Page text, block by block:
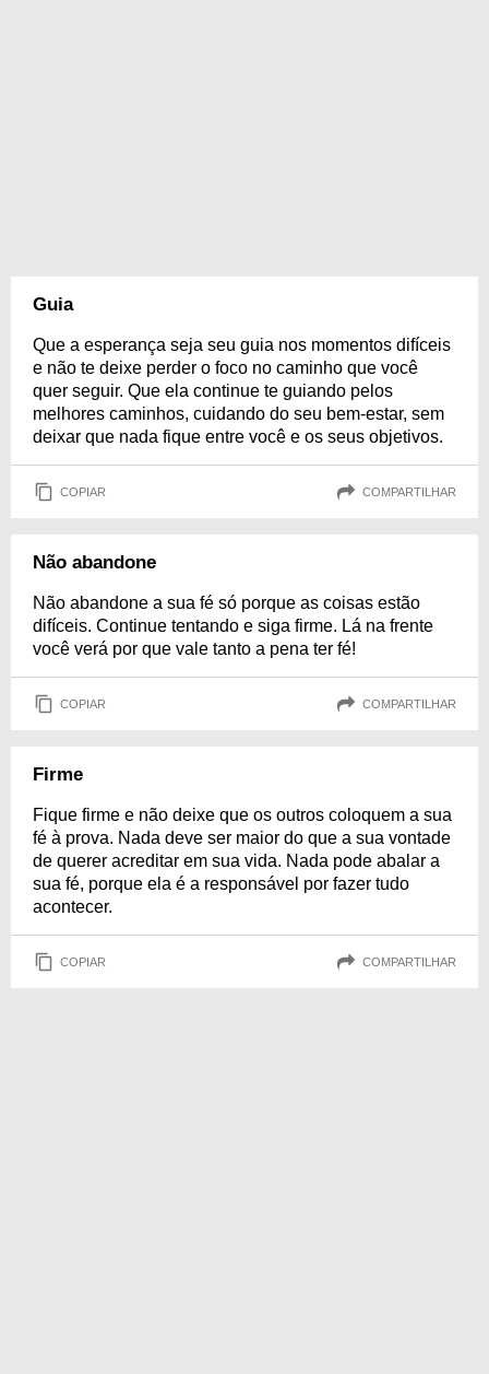
Guia
Que a esperança seja seu guia nos momentos difíceis
e não te deixe perder o foco no caminho que você
quer seguir. Que ela continue te guiando pelos
melhores caminhos, cuidando do seu bem-estar, sem
deixar que nada fique entre você e os seus objetivos.
COPIAR COMPARTILHAR
Não abandone
Não abandone a sua fé só porque as coisas estão
difíceis. Continue tentando e siga firme. Lá na frente
você verá por que vale tanto a pena ter fé!
COPIAR COMPARTILHAR
Firme
Fique firme e não deixe que os outros coloquem a sua
fé à prova. Nada deve ser maior do que a sua vontade
de querer acreditar em sua vida. Nada pode abalar a
sua fé, porque ela é a responsável por fazer tudo
acontecer.
COPIAR COMPARTILHAR